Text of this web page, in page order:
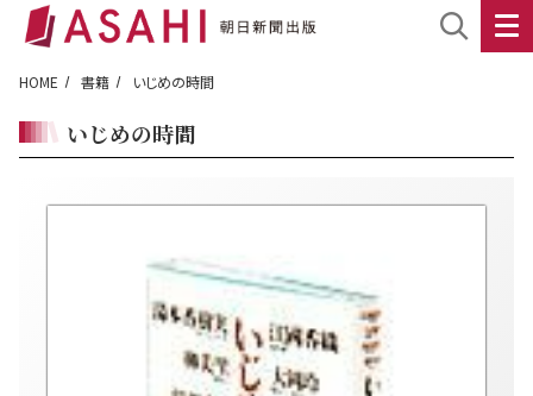
HOME 書籍 いじめの時間
いじめの時間